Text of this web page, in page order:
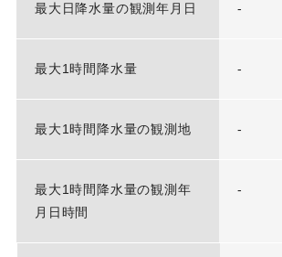
最大日降水量の観測年月日 -
最大1時間降水量 -
最大1時間降水量の観測地 -
最大1時間降水量の観測年
月日時間
-